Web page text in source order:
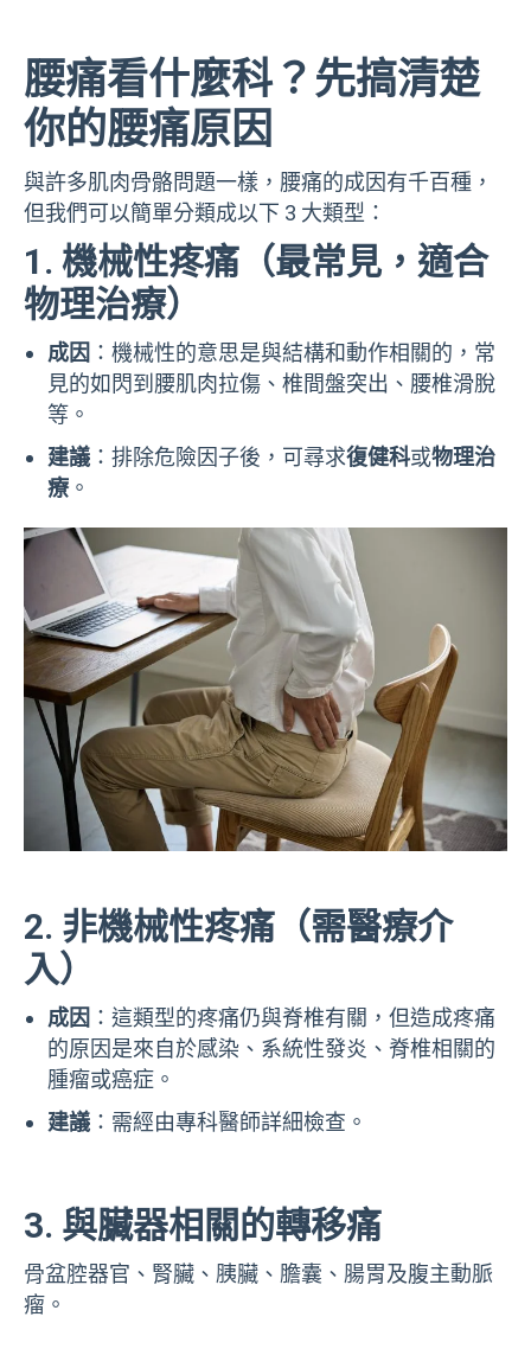
腰痛看什麼科？先搞清楚
你的腰痛原因
與許多肌肉骨骼問題一樣，腰痛的成因有千百種，
但我們可以簡單分類成以下 3 大類型：
1. 機械性疼痛（最常見，適合
物理治療）
成因 ： 機械性的意思是與結構和動作相關的，常
見的如閃到腰肌肉拉傷、椎間盤突出、腰椎滑脫
等。
建議 ： 排除危險因子後，可尋求復健科或物理治
療。
2. 非機械性疼痛（需醫療介
入）
成因 ： 這類型的疼痛仍與脊椎有關，但造成疼痛
的原因是來自於感染、系統性發炎、脊椎相關的
腫瘤或癌症。
建議 ： 需經由專科醫師詳細檢查。
3. 與臟器相關的轉移痛
骨盆腔器官、腎臟、胰臟、膽囊、腸胃及腹主動脈
瘤。